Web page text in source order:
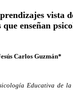
vista
que enseñan
Carlos Guzmán*
Educativa de